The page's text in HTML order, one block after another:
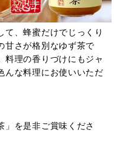
て、蜂蜜だけでじっくり
甘さが格別なゆず茶で
料理の香りづけにもジャ
んな料理にお使いいただ
」を是非ご賞味くださ